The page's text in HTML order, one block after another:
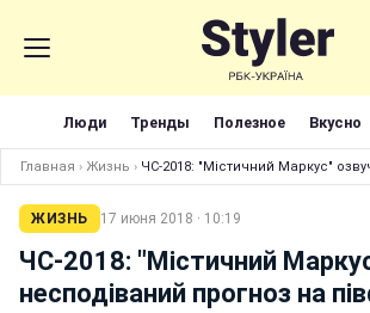
Люди Тренды Полезное Вкусно
Главная › Жизнь › ЧС-2018: "Містичний Маркус"
ЖИЗНЬ 17 июня 2018 · 10:19
ЧС-2018: "Містичний
несподіваний прогноз на